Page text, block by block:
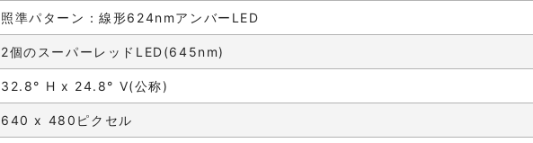
照準パターン：線形624nmアンバーLED
2個のスーパーレッドLED(645nm)
32.8° H x 24.8° V(公称)
640 x 480ピクセル